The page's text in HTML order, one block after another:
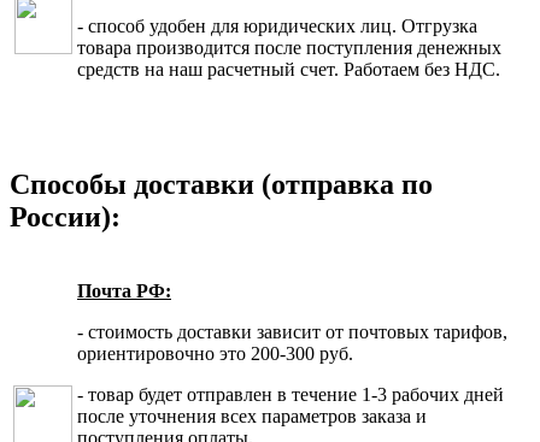
- способ удобен для юридических лиц. Отгрузка
товара производится после поступления денежных
средств на наш расчетный счет. Работаем без НДС.
Способы доставки (отправка по
России):
Почта РФ:
- стоимость доставки зависит от почтовых тарифов,
ориентировочно это 200-300 руб.
- товар будет отправлен в течение 1-3 рабочих дней
после уточнения всех параметров заказа и
поступления оплаты.